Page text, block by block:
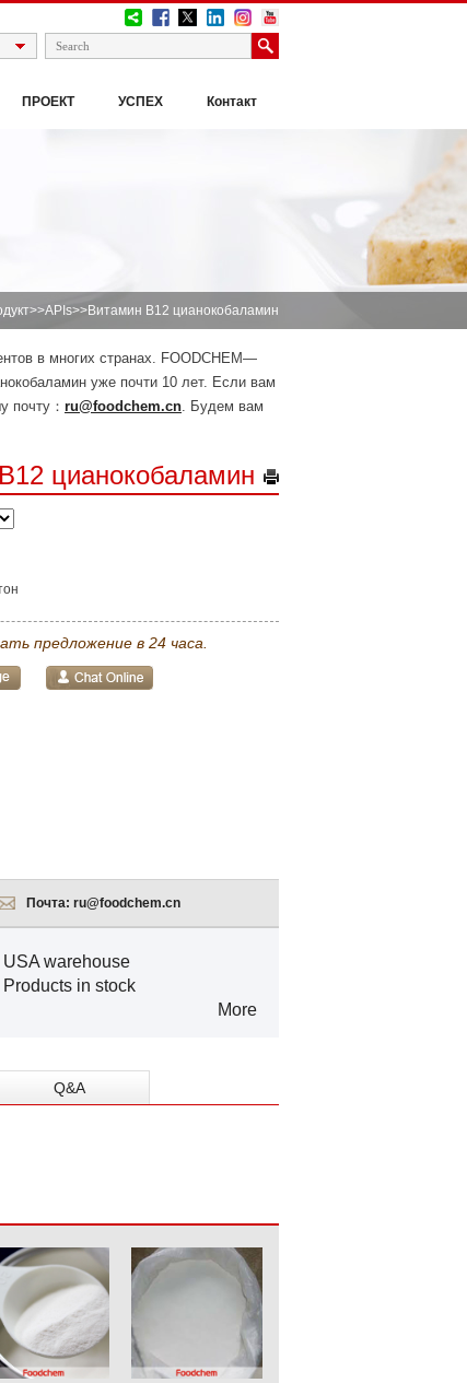
ПРОЕКТ УСПЕХ Контакт
>>APIs>>Витамин B12 цианокобаламин
в многих странах. FOODCHEM—
уже почти 10 лет. Если вам
почту： ru@foodchem.cn. Будем вам
цианокобаламин
предложение в 24 часа.
Почта: ru@foodchem.cn
USA warehouse
Products in stock
More
Q&A